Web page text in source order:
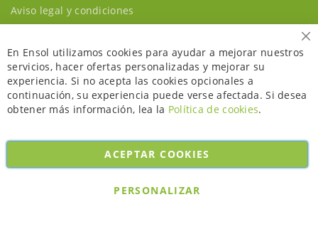
Aviso legal y condiciones
Copyright © 2026. All rights reserved. Powered byBobaly Partners.
En Ensol utilizamos cookies para ayudar a mejorar nuestros
servicios, hacer ofertas personalizadas y mejorar su
experiencia. Si no acepta las cookies opcionales a
continuación, su experiencia puede verse afectada. Si desea
obtener más información, lea la Política de cookies.
ACEPTAR COOKIES
PERSONALIZAR